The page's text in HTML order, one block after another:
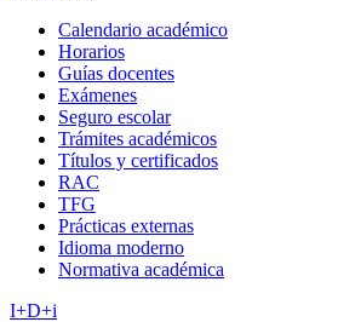
Calendario académico
Horarios
Guías docentes
Exámenes
Seguro escolar
Trámites académicos
Títulos y certificados
RAC
TFG
Prácticas externas
Idioma moderno
Normativa académica
I+D+i